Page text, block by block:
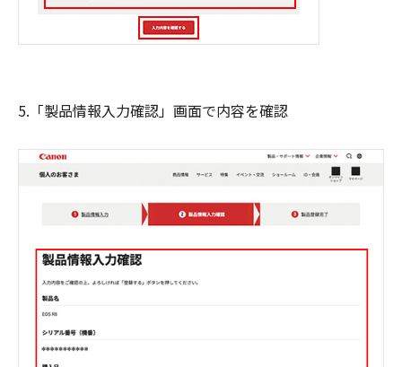
5.「製品情報入力確認」画面で内容を確認